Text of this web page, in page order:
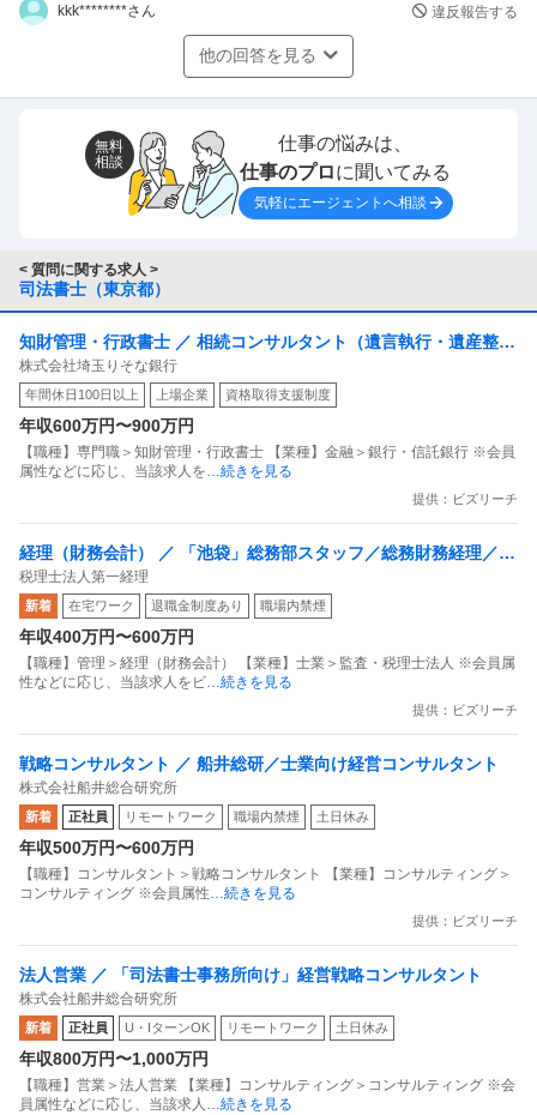
kkk********さん 違反報告する
他の回答を見る
無料
相談
仕事の悩みは、
仕事のプロに聞いてみる
気軽にエージェントへ相談
< 質問に関する求人 >
司法書士（東京都）
知財管理・行政書士 ／ 相続コンサルタント（遺言執行・遺産整理
業務）
株式会社埼玉りそな銀行
年間休日100日以上 上場企業 資格取得支援制度
年収600万円〜900万円
【職種】専門職＞知財管理・行政書士 【業種】金融＞銀行・信託銀行 ※会員
属性などに応じ、当該求人を…続きを見る
提供：ビズリーチ
経理（財務会計） ／ 「池袋」総務部スタッフ／総務財務経理／7
時間勤務／残業少なめ／各種手当充実
税理士法人第一経理
新着 在宅ワーク 退職金制度あり 職場内禁煙
年収400万円〜600万円
【職種】管理＞経理（財務会計） 【業種】士業＞監査・税理士法人 ※会員属
性などに応じ、当該求人をビ…続きを見る
提供：ビズリーチ
戦略コンサルタント ／ 船井総研／士業向け経営コンサルタント
株式会社船井総合研究所
新着 正社員 リモートワーク 職場内禁煙 土日休み
年収500万円〜600万円
【職種】コンサルタント＞戦略コンサルタント 【業種】コンサルティング＞
コンサルティング ※会員属性…続きを見る
提供：ビズリーチ
法人営業 ／ 「司法書士事務所向け」経営戦略コンサルタント
株式会社船井総合研究所
新着 正社員 U・IターンOK リモートワーク 土日休み
年収800万円〜1,000万円
【職種】営業＞法人営業 【業種】コンサルティング＞コンサルティング ※会
員属性などに応じ、当該求人 …続きを見る